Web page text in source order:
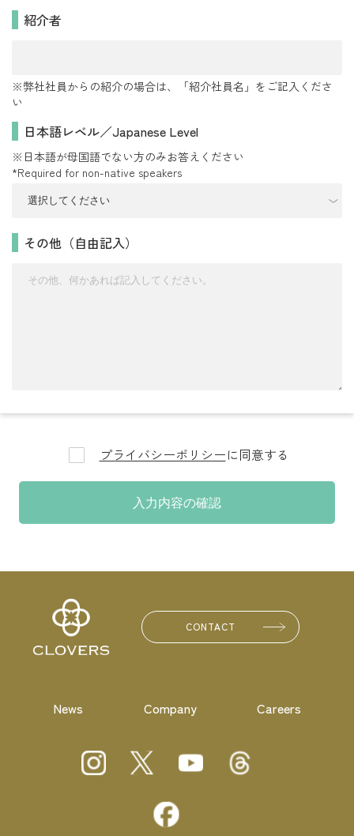
紹介者
※弊社社員からの紹介の場合は、「紹介社員名」をご記入くださ
い
日本語レベル／Japanese Level
※日本語が母国語でない方のみお答えください
*Required for non-native speakers
その他（自由記入）
プライバシーポリシーに同意する
CONTACT
News Company Careers